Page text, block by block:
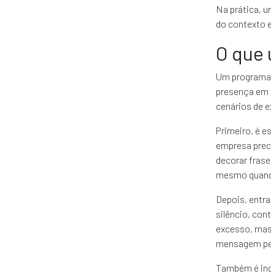
Na prática,
do contexto
O
Um
presença
cenários de
Primeiro, é
empresa
decorar
mesmo
Depois,
silêncio,
excesso,
mensagem
Também é